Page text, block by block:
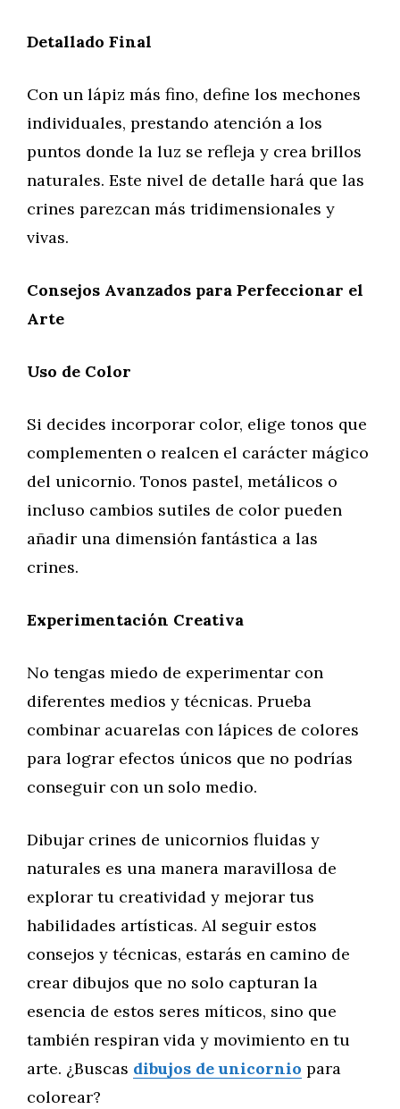
Detallado Final
Con un lápiz más fino, define los mechones
individuales, prestando atención a los
puntos donde la luz se refleja y crea brillos
naturales. Este nivel de detalle hará que las
crines parezcan más tridimensionales y
vivas.
Consejos Avanzados para Perfeccionar el
Arte
Uso de Color
Si decides incorporar color, elige tonos que
complementen o realcen el carácter mágico
del unicornio. Tonos pastel, metálicos o
incluso cambios sutiles de color pueden
añadir una dimensión fantástica a las
crines.
Experimentación Creativa
No tengas miedo de experimentar con
diferentes medios y técnicas. Prueba
combinar acuarelas con lápices de colores
para lograr efectos únicos que no podrías
conseguir con un solo medio.
Dibujar crines de unicornios fluidas y
naturales es una manera maravillosa de
explorar tu creatividad y mejorar tus
habilidades artísticas. Al seguir estos
consejos y técnicas, estarás en camino de
crear dibujos que no solo capturan la
esencia de estos seres míticos, sino que
también respiran vida y movimiento en tu
arte. ¿Buscas dibujos de unicornio para
colorear?